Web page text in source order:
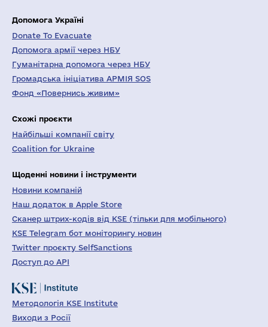
Допомога Україні
Donate To Evacuate
Допомога армії через НБУ
Гуманітарна допомога через НБУ
Громадська ініціатива АРМІЯ SOS
Фонд «Повернись живим»
Схожі проєкти
Найбільші компанії світу
Coalition for Ukraine
Щоденні новини і інструменти
Новини компаній
Наш додаток в Apple Store
Сканер штрих-кодів від KSE (тільки для мобільного)
KSE Telegram бот моніторингу новин
Twitter проєкту SelfSanctions
Доступ до API
Методологія KSE Institute
Виходи з Росії